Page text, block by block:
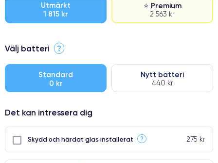
Utmärkt
1 815 kr
⭐ Premium
2 563 kr
⭐ Premium
● Oklanderlig kvalitetsskärm
● Endast 5% av våra telefoner har premiumklassning
Välj batteri ?
Standard
0 kr
Nytt batteri
440 kr
Det kan intressera dig
Skydd och härdat glas installerat ? 275 kr